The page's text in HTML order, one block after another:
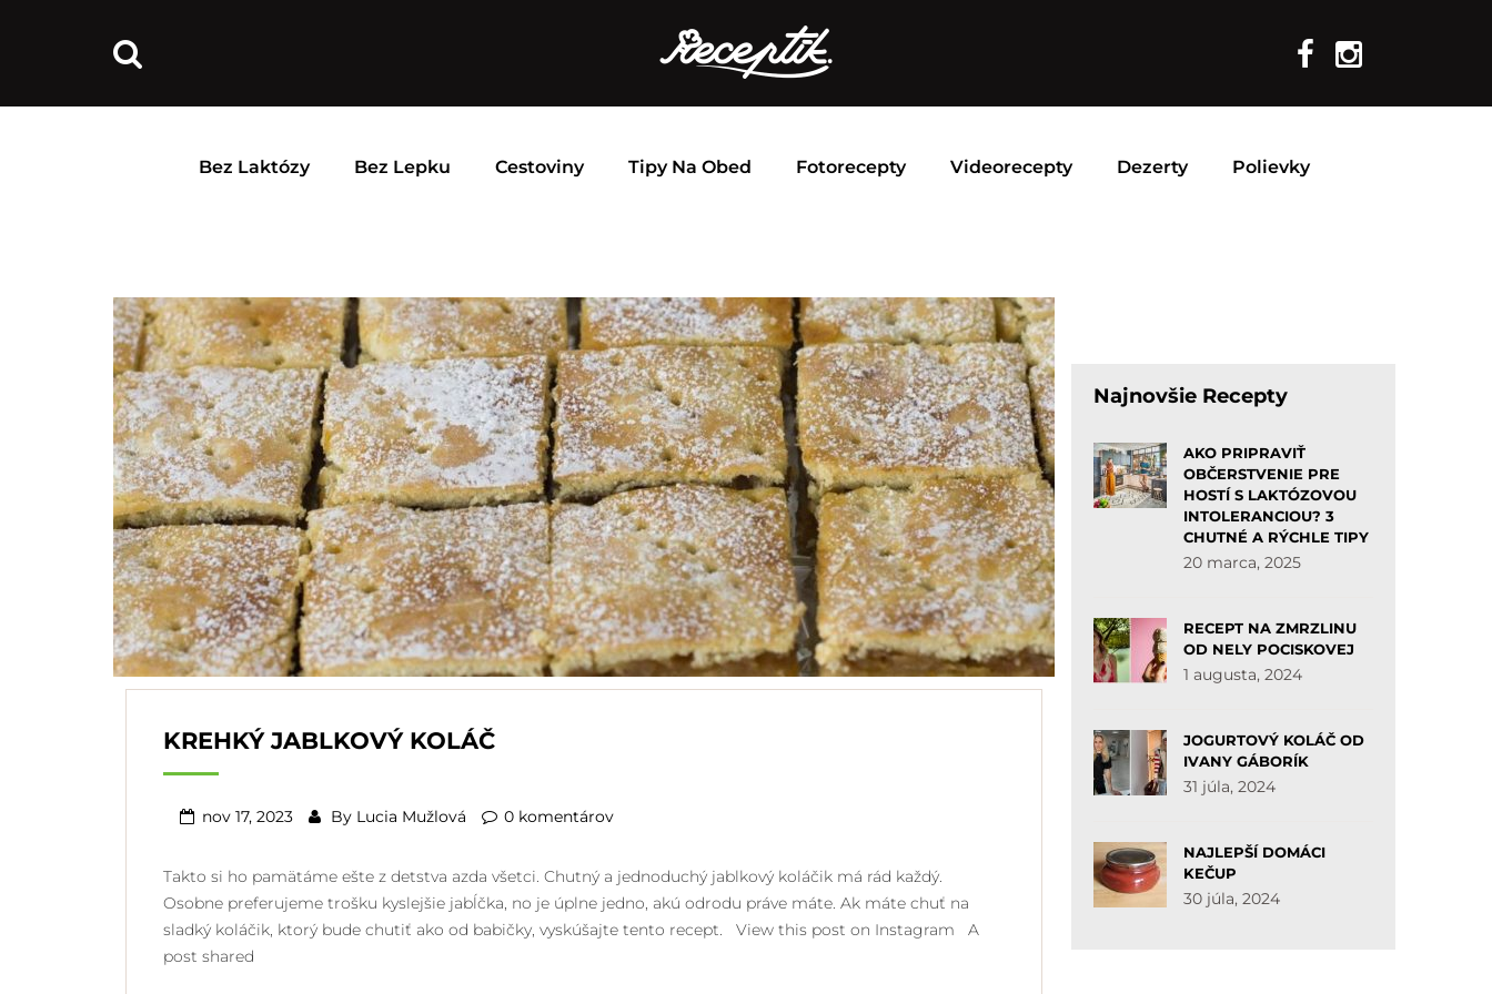
Bez Laktózy Bez Lepku Cestoviny Tipy Na Obed Fotorecepty Videorecepty Dezerty Polievky
KREHKÝ JABLKOVÝ KOLÁČ
nov 17, 2023 By Lucia Mužlová 0 komentárov
Takto si ho pamätáme ešte z detstva azda všetci. Chutný a jednoduchý jablkový koláčik má rád každý.
Osobne preferujeme trošku kyslejšie jabĺčka, no je úplne jedno, akú odrodu práve máte. Ak máte chuť na
sladký koláčik, ktorý bude chutiť ako od babičky, vyskúšajte tento recept. View this post on Instagram A
post shared
Najnovšie Recepty
AKO PRIPRAVIŤ
OBČERSTVENIE PRE
HOSTÍ S LAKTÓZOVOU
INTOLERANCIOU? 3
CHUTNÉ A RÝCHLE TIPY
20 marca, 2025
RECEPT NA ZMRZLINU
OD NELY POCISKOVEJ
1 augusta, 2024
JOGURTOVÝ KOLÁČ OD
IVANY GÁBORÍK
31 júla, 2024
NAJLEPŠÍ DOMÁCI
KEČUP
30 júla, 2024